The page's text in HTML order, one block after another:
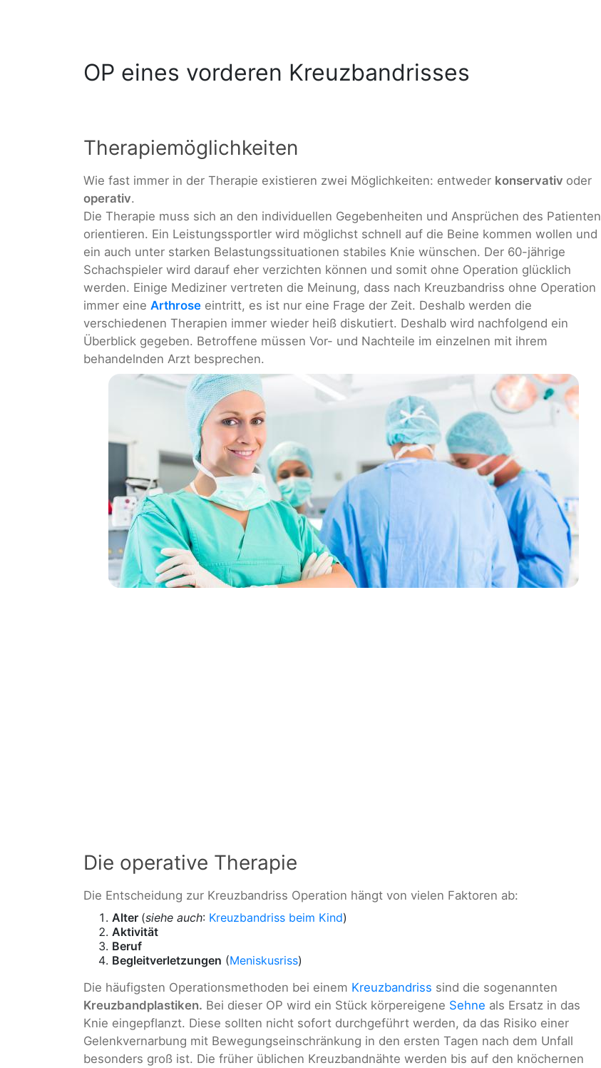
OP eines vorderen Kreuzbandrisses
Therapiemöglichkeiten
Wie fast immer in der Therapie existieren zwei Möglichkeiten: entweder konservativ oder
operativ.
Die Therapie muss sich an den individuellen Gegebenheiten und Ansprüchen des Patienten
orientieren. Ein Leistungssportler wird möglichst schnell auf die Beine kommen wollen und
ein auch unter starken Belastungssituationen stabiles Knie wünschen. Der 60-jährige
Schachspieler wird darauf eher verzichten können und somit ohne Operation glücklich
werden. Einige Mediziner vertreten die Meinung, dass nach Kreuzbandriss ohne Operation
immer eine Arthrose eintritt, es ist nur eine Frage der Zeit. Deshalb werden die
verschiedenen Therapien immer wieder heiß diskutiert. Deshalb wird nachfolgend ein
Überblick gegeben. Betroffene müssen Vor- und Nachteile im einzelnen mit ihrem
behandelnden Arzt besprechen.
Die operative Therapie
Die Entscheidung zur Kreuzbandriss Operation hängt von vielen Faktoren ab:
Alter (siehe auch: Kreuzbandriss beim Kind)
Aktivität
Beruf
Begleitverletzungen (Meniskusriss)
Die häufigsten Operationsmethoden bei einem Kreuzbandriss sind die sogenannten
Kreuzbandplastiken. Bei dieser OP wird ein Stück körpereigene Sehne als Ersatz in das
Knie eingepflanzt. Diese sollten nicht sofort durchgeführt werden, da das Risiko einer
Gelenkvernarbung mit Bewegungseinschränkung in den ersten Tagen nach dem Unfall
besonders groß ist. Die früher üblichen Kreuzbandnähte werden bis auf den knöchernen